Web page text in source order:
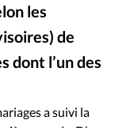
Economie
religieuse
Religions
les
de
dont l’un des
a suivi la